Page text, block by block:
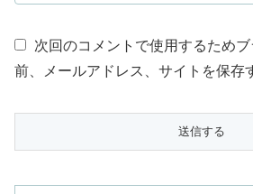
次回のコメントで使用するため
前、メールアドレス、サイトを保存